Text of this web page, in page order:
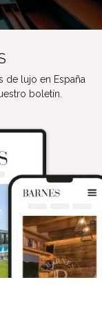
de lujo en España
boletín.